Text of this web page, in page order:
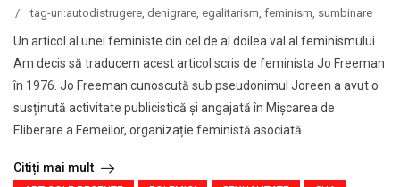
/
tag-uri:autodistrugere, denigrare, egalitarism, feminism, sumbinare
Un articol al unei feministe din cel de al doilea val al feminismului
Am decis să traducem acest articol scris de feminista Jo Freeman
în 1976. Jo Freeman cunoscută sub pseudonimul Joreen a avut o
susținută activitate publicistică și angajată în Mișcarea de
Eliberare a Femeilor, organizație feministă asociată...
Citiți mai mult